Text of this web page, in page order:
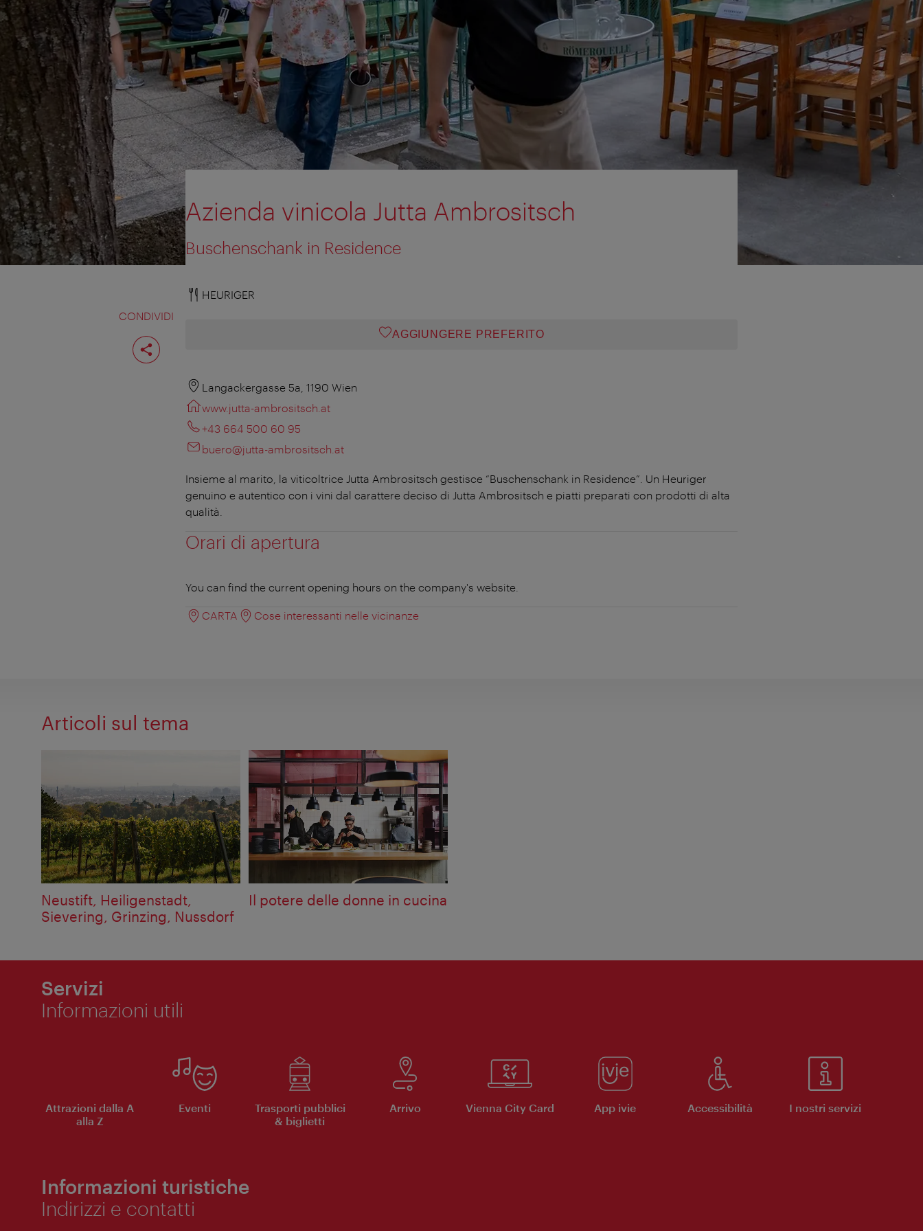
CONDIVIDI
Condividi
pagina
Azienda vinicola Jutta Ambrositsch
Buschenschank in Residence
HEURIGER
AGGIUNGERE PREFERITO
Langackergasse 5a, 1190 Wien
www.jutta-ambrositsch.at
+43 664 500 60 95
buero@jutta-ambrositsch.at
Insieme al marito, la viticoltrice Jutta Ambrositsch gestisce “Buschenschank in Residence”. Un Heuriger
genuino e autentico con i vini dal carattere deciso di Jutta Ambrositsch e piatti preparati con prodotti di alta
qualità.
Orari di apertura
You can find the current opening hours on the company's website.
CARTA Cose interessanti nelle vicinanze
Articoli sul tema
Neustift, Heiligenstadt,
Sievering, Grinzing, Nussdorf
Il potere delle donne in cucina
Servizi
Informazioni utili
Attrazioni dalla A
alla Z
Eventi
Trasporti pubblici
& biglietti
Arrivo Vienna City Card App ivie Accessibilità I nostri servizi
Informazioni turistiche
Indirizzi e contatti